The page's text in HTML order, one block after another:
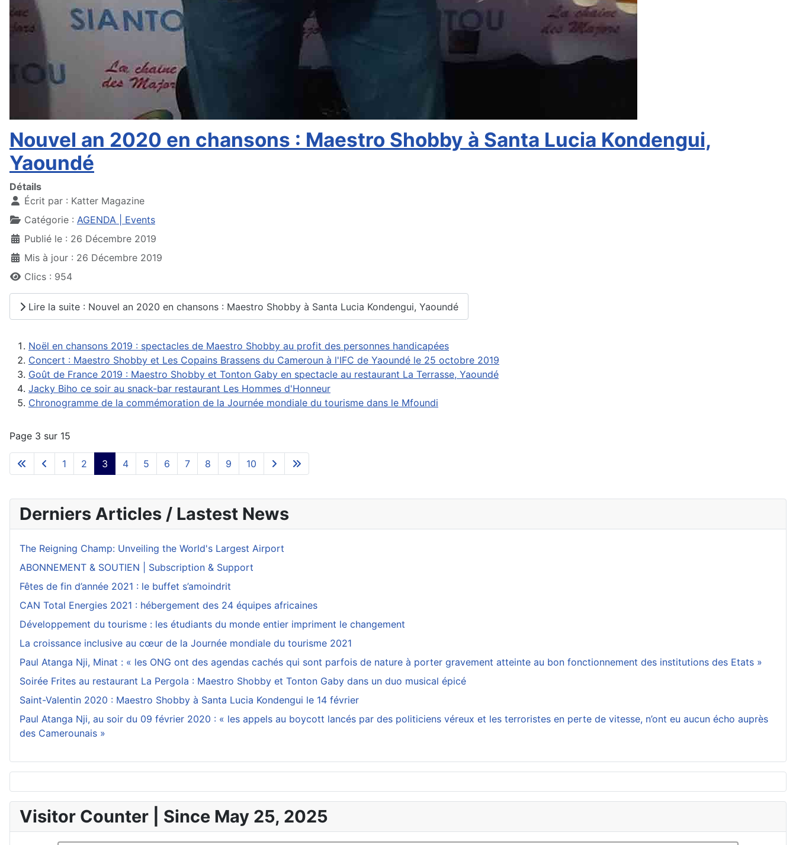
Nouvel an 2020 en chansons : Maestro Shobby à Santa Lucia Kondengui,
Yaoundé
Détails
Écrit par : Katter Magazine
Catégorie : AGENDA | Events
Publié le : 26 Décembre 2019
Mis à jour : 26 Décembre 2019
Clics : 954
Lire la suite : Nouvel an 2020 en chansons : Maestro Shobby à Santa Lucia Kondengui, Yaoundé
Noël en chansons 2019 : spectacles de Maestro Shobby au profit des personnes handicapées
Concert : Maestro Shobby et Les Copains Brassens du Cameroun à l'IFC de Yaoundé le 25 octobre 2019
Goût de France 2019 : Maestro Shobby et Tonton Gaby en spectacle au restaurant La Terrasse, Yaoundé
Jacky Biho ce soir au snack-bar restaurant Les Hommes d'Honneur
Chronogramme de la commémoration de la Journée mondiale du tourisme dans le Mfoundi
Page 3 sur 15
1 2 3 4 5 6 7 8 9 10
Derniers Articles / Lastest News
The Reigning Champ: Unveiling the World's Largest Airport
ABONNEMENT & SOUTIEN | Subscription & Support
Fêtes de fin d’année 2021 : le buffet s’amoindrit
CAN Total Energies 2021 : hébergement des 24 équipes africaines
Développement du tourisme : les étudiants du monde entier impriment le changement
La croissance inclusive au cœur de la Journée mondiale du tourisme 2021
Paul Atanga Nji, Minat : « les ONG ont des agendas cachés qui sont parfois de nature à porter gravement atteinte au bon fonctionnement des institutions des Etats »
Soirée Frites au restaurant La Pergola : Maestro Shobby et Tonton Gaby dans un duo musical épicé
Saint-Valentin 2020 : Maestro Shobby à Santa Lucia Kondengui le 14 février
Paul Atanga Nji, au soir du 09 février 2020 : « les appels au boycott lancés par des politiciens véreux et les terroristes en perte de vitesse, n’ont eu aucun écho auprès
des Camerounais »
Visitor Counter | Since May 25, 2025